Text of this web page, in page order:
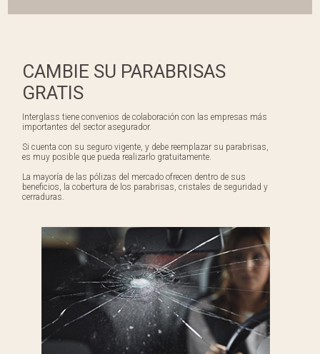
CAMBIE SU PARABRISAS
GRATIS
Interglass tiene convenios de colaboración con las empresas más
importantes del sector asegurador.
Si cuenta con su seguro vigente, y debe reemplazar su parabrisas,
es muy posible que pueda realizarlo gratuitamente.
La mayoría de las pólizas del mercado ofrecen dentro de sus
beneficios, la cobertura de los parabrisas, cristales de seguridad y
cerraduras.